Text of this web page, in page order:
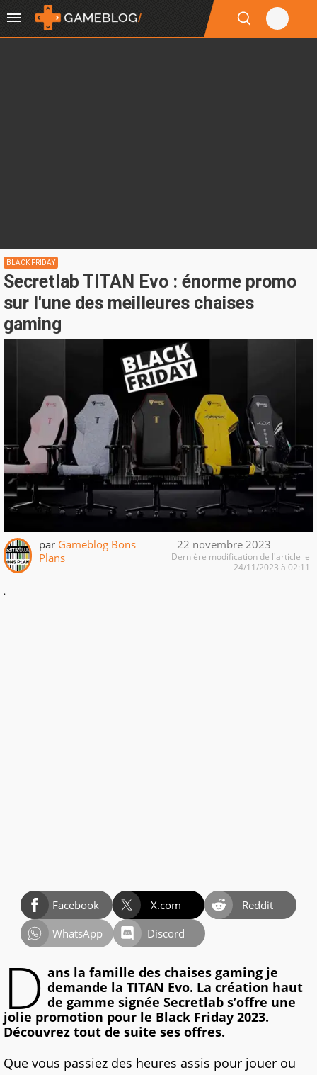
BLACK FRIDAY
Secretlab TITAN Evo : énorme promo
sur l'une des meilleures chaises
gaming
par Gameblog Bons
Plans
22 novembre 2023
Dernière modification de l'article le
24/11/2023 à 02:11
.
Facebook X.com
Reddit
WhatsApp
Discord
D ans la famille des chaises gaming je
demande la TITAN Evo. La création haut
de gamme signée Secretlab s’offre une
jolie promotion pour le Black Friday 2023.
Découvrez tout de suite ses offres.
Que vous passiez des heures assis pour jouer ou